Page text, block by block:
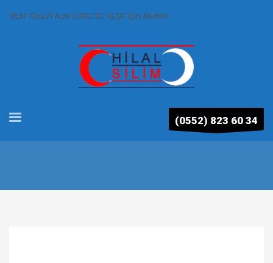
SİLİM TEKLİFİ ALIN ÜCRETSİZ KEŞİF İÇİN ARAYIN
(0552) 823 60 34